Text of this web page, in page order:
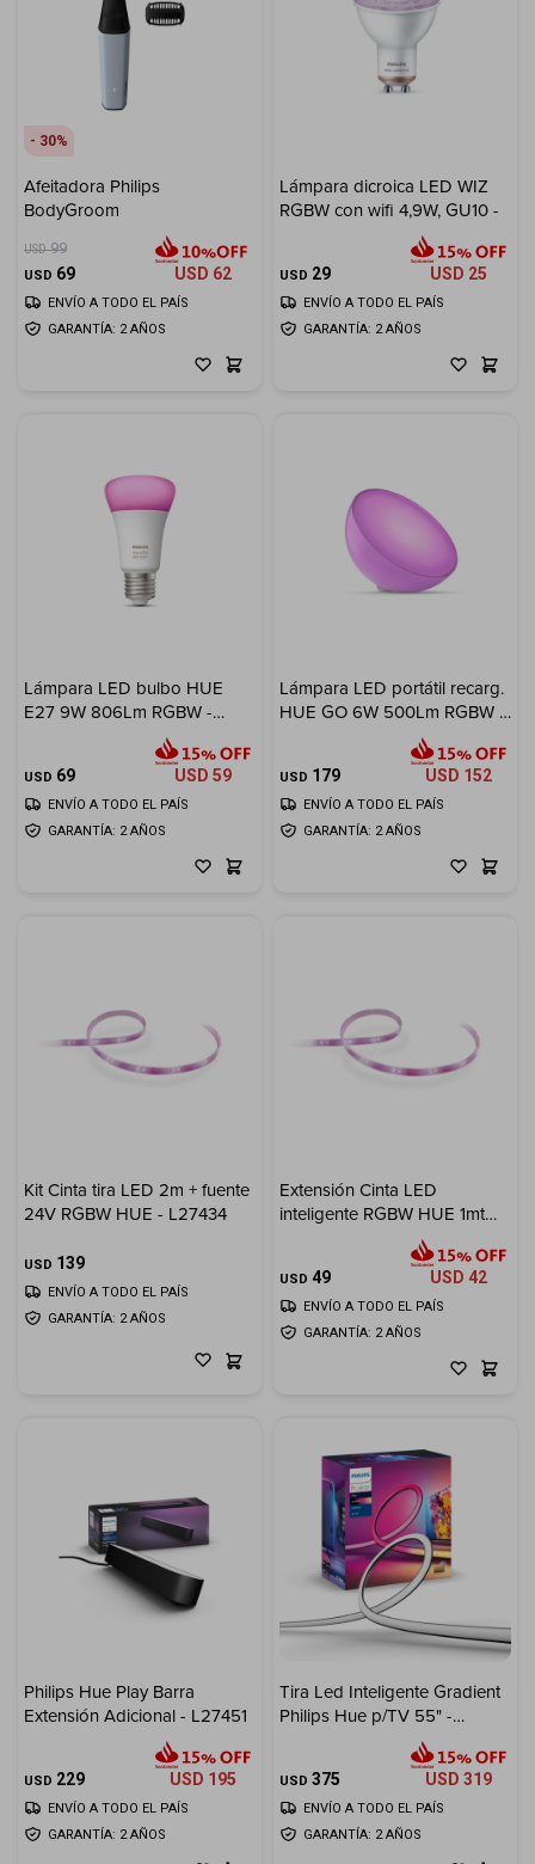
30
Afeitadora Philips
BodyGroom
USD 99
USD 69 USD 62
GARANTÍA: 2 AÑOS
ENVÍO A TODO EL PAÍS
Lámpara dicroica LED WIZ
RGBW con wifi 4,9W, GU10 -
USD 29 USD 25
GARANTÍA: 2 AÑOS
ENVÍO A TODO EL PAÍS
Lámpara LED bulbo HUE
E27 9W 806Lm RGBW -
USD 69 USD 59
GARANTÍA: 2 AÑOS
ENVÍO A TODO EL PAÍS
Lámpara LED portátil recarg.
HUE GO 6W 500Lm RGBW -
USD 179 USD 152
GARANTÍA: 2 AÑOS
ENVÍO A TODO EL PAÍS
Kit Cinta tira LED 2m + fuente
24V RGBW HUE - L27434
USD 139
GARANTÍA: 2 AÑOS
ENVÍO A TODO EL PAÍS
Extensión Cinta LED
inteligente RGBW HUE 1mt
USD 49 USD 42
GARANTÍA: 2 AÑOS
ENVÍO A TODO EL PAÍS
Philips Hue Play Barra
Extensión Adicional - L27451
USD 229 USD 195
GARANTÍA: 2 AÑOS
ENVÍO A TODO EL PAÍS
Tira Led Inteligente Gradient
Philips Hue p/TV 55" -
USD 375 USD 319
GARANTÍA: 2 AÑOS
ENVÍO A TODO EL PAÍS